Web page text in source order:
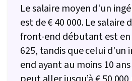
Le salaire moyen d'un
est de € 40 000. Le salaire
front-end débutant est en
625, tandis que celui d'un
end ayant au moins 10